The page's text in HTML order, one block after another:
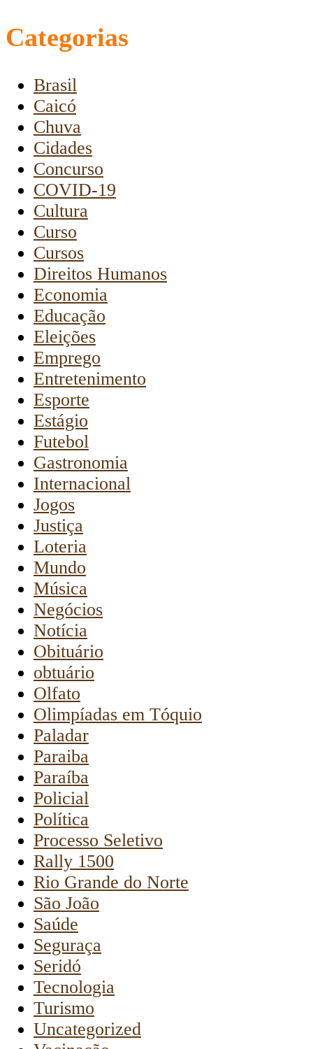
Categorias
Brasil
Caicó
Chuva
Cidades
Concurso
COVID-19
Cultura
Curso
Cursos
Direitos Humanos
Economia
Educação
Eleições
Emprego
Entretenimento
Esporte
Estágio
Futebol
Gastronomia
Internacional
Jogos
Justiça
Loteria
Mundo
Música
Negócios
Notícia
Obituário
obtuário
Olfato
Olimpíadas em Tóquio
Paladar
Paraiba
Paraíba
Policial
Política
Processo Seletivo
Rally 1500
Rio Grande do Norte
São João
Saúde
Seguraça
Seridó
Tecnologia
Turismo
Uncategorized